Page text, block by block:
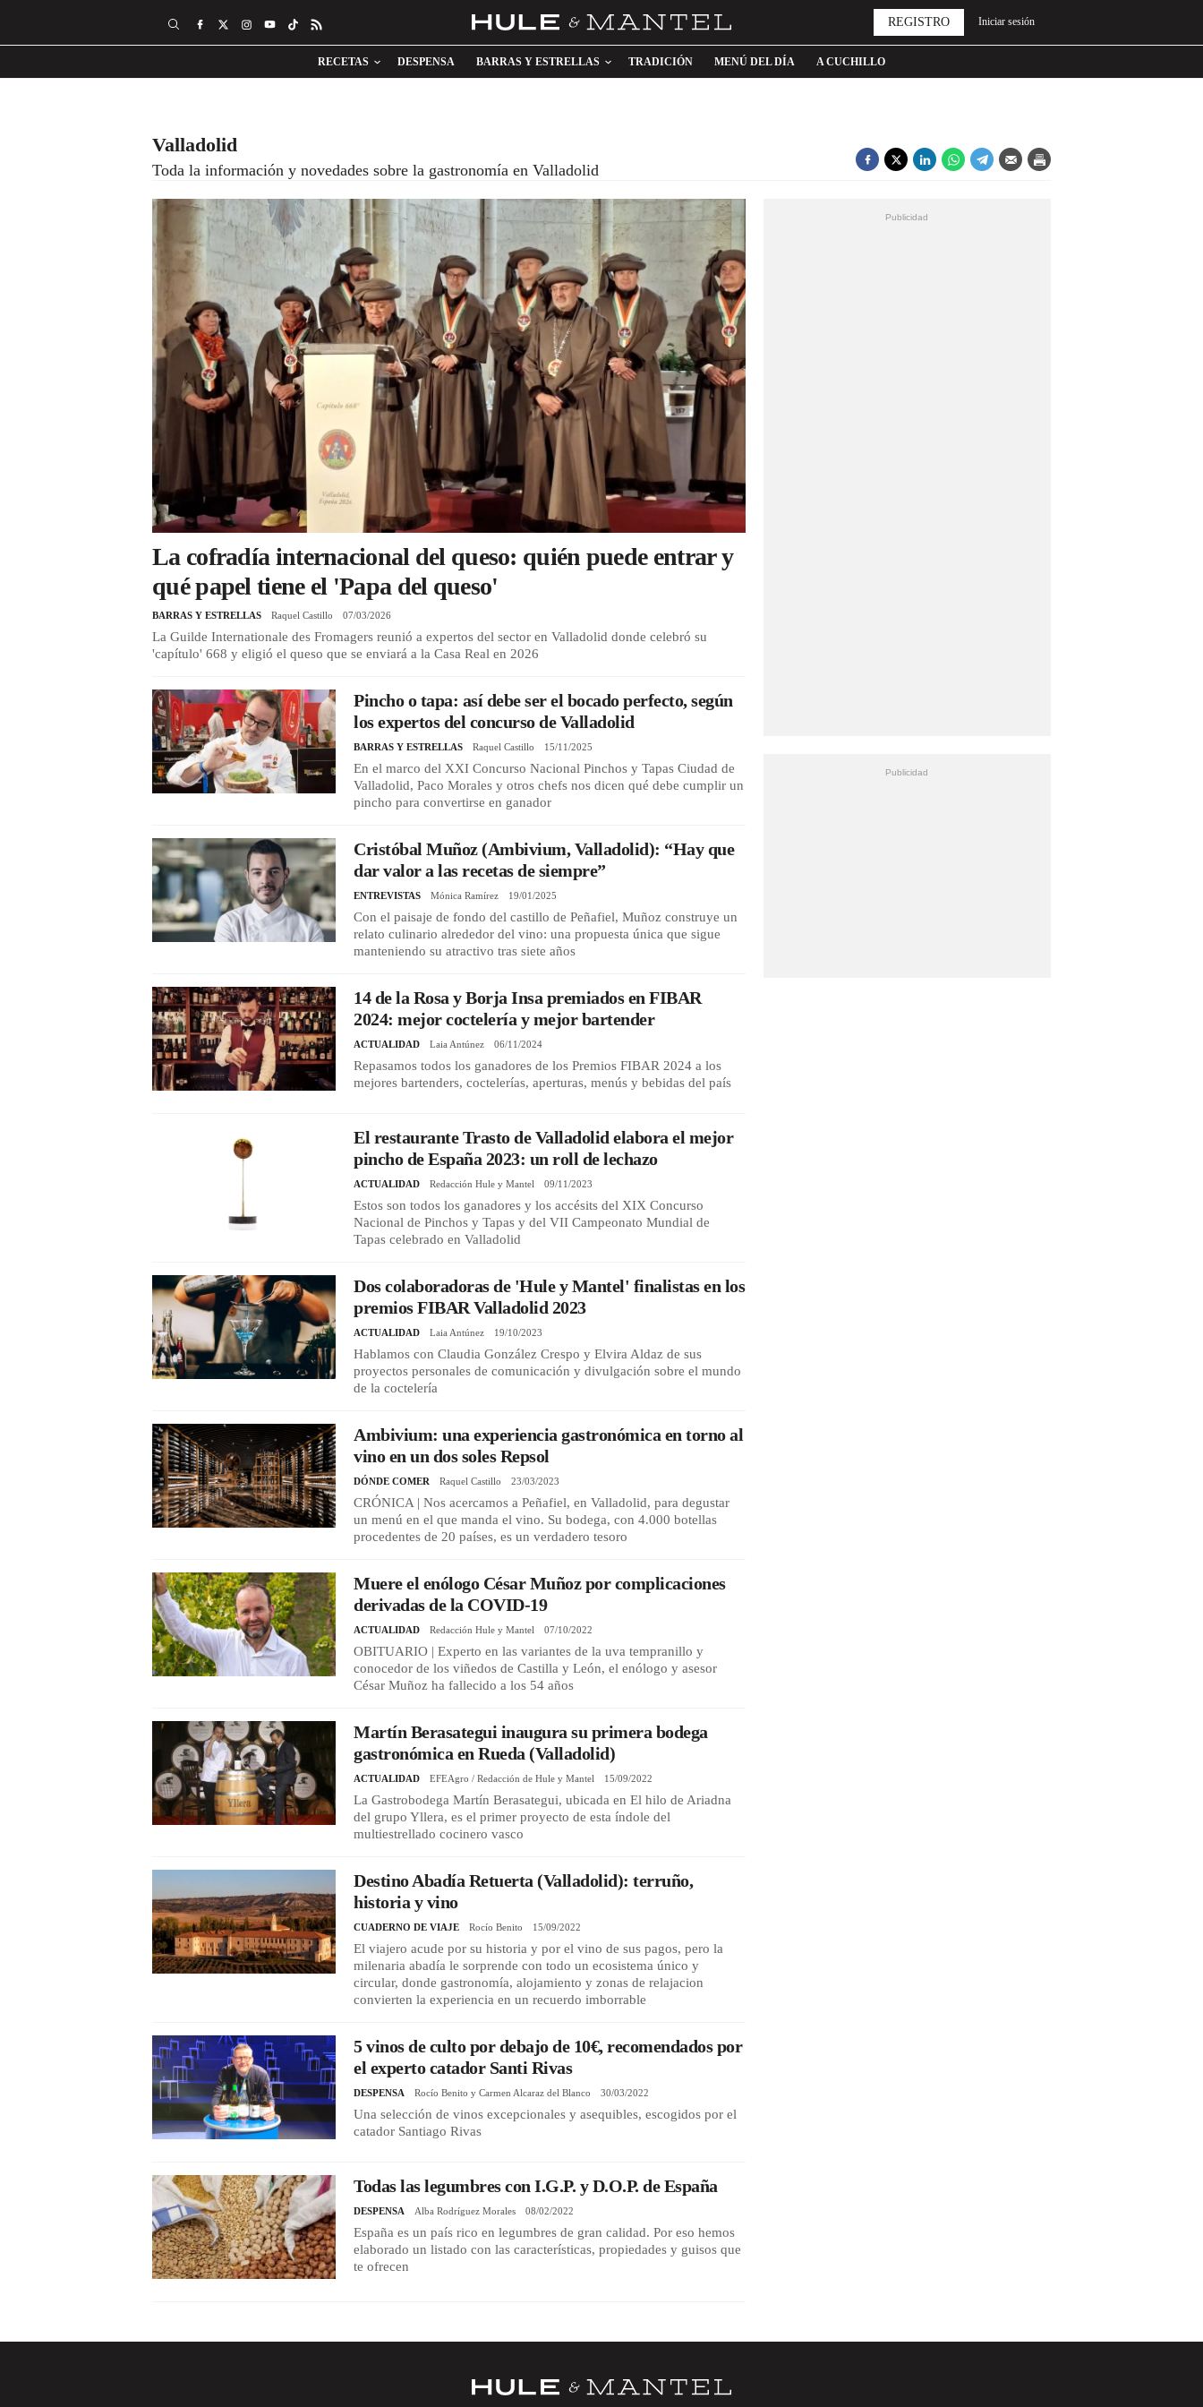
RECETAS DESPENSA BARRAS Y ESTRELLAS TRADICIÓN MENÚ DEL DÍA A CUCHILLO
REGISTRO Iniciar sesión
Valladolid
Toda la información y novedades sobre la gastronomía en Valladolid
La cofradía internacional del queso: quién puede entrar y
qué papel tiene el 'Papa del queso'
BARRAS Y ESTRELLAS Raquel Castillo 07/03/2026
La Guilde Internationale des Fromagers reunió a expertos del sector en Valladolid donde celebró su
'capítulo' 668 y eligió el queso que se enviará a la Casa Real en 2026
Pincho o tapa: así debe ser el bocado perfecto, según
los expertos del concurso de Valladolid
BARRAS Y ESTRELLAS Raquel Castillo 15/11/2025
En el marco del XXI Concurso Nacional Pinchos y Tapas Ciudad de
Valladolid, Paco Morales y otros chefs nos dicen qué debe cumplir un
pincho para convertirse en ganador
Cristóbal Muñoz (Ambivium, Valladolid): “Hay que
dar valor a las recetas de siempre”
ENTREVISTAS Mónica Ramírez 19/01/2025
Con el paisaje de fondo del castillo de Peñafiel, Muñoz construye un
relato culinario alrededor del vino: una propuesta única que sigue
manteniendo su atractivo tras siete años
14 de la Rosa y Borja Insa premiados en FIBAR
2024: mejor coctelería y mejor bartender
ACTUALIDAD Laia Antúnez 06/11/2024
Repasamos todos los ganadores de los Premios FIBAR 2024 a los
mejores bartenders, coctelerías, aperturas, menús y bebidas del país
El restaurante Trasto de Valladolid elabora el mejor
pincho de España 2023: un roll de lechazo
ACTUALIDAD Redacción Hule y Mantel 09/11/2023
Estos son todos los ganadores y los accésits del XIX Concurso
Nacional de Pinchos y Tapas y del VII Campeonato Mundial de
Tapas celebrado en Valladolid
Dos colaboradoras de 'Hule y Mantel' finalistas en los
premios FIBAR Valladolid 2023
ACTUALIDAD Laia Antúnez 19/10/2023
Hablamos con Claudia González Crespo y Elvira Aldaz de sus
proyectos personales de comunicación y divulgación sobre el mundo
de la coctelería
Ambivium: una experiencia gastronómica en torno al
vino en un dos soles Repsol
DÓNDE COMER Raquel Castillo 23/03/2023
CRÓNICA | Nos acercamos a Peñafiel, en Valladolid, para degustar
un menú en el que manda el vino. Su bodega, con 4.000 botellas
procedentes de 20 países, es un verdadero tesoro
Muere el enólogo César Muñoz por complicaciones
derivadas de la COVID-19
ACTUALIDAD Redacción Hule y Mantel 07/10/2022
OBITUARIO | Experto en las variantes de la uva tempranillo y
conocedor de los viñedos de Castilla y León, el enólogo y asesor
César Muñoz ha fallecido a los 54 años
Martín Berasategui inaugura su primera bodega
gastronómica en Rueda (Valladolid)
ACTUALIDAD EFEAgro / Redacción de Hule y Mantel 15/09/2022
La Gastrobodega Martín Berasategui, ubicada en El hilo de Ariadna
del grupo Yllera, es el primer proyecto de esta índole del
multiestrellado cocinero vasco
Destino Abadía Retuerta (Valladolid): terruño,
historia y vino
CUADERNO DE VIAJE Rocío Benito 15/09/2022
El viajero acude por su historia y por el vino de sus pagos, pero la
milenaria abadía le sorprende con todo un ecosistema único y
circular, donde gastronomía, alojamiento y zonas de relajacion
convierten la experiencia en un recuerdo imborrable
5 vinos de culto por debajo de 10€, recomendados por
el experto catador Santi Rivas
DESPENSA Rocío Benito y Carmen Alcaraz del Blanco 30/03/2022
Una selección de vinos excepcionales y asequibles, escogidos por el
catador Santiago Rivas
Todas las legumbres con I.G.P. y D.O.P. de España
DESPENSA Alba Rodríguez Morales 08/02/2022
España es un país rico en legumbres de gran calidad. Por eso hemos
elaborado un listado con las características, propiedades y guisos que
te ofrecen